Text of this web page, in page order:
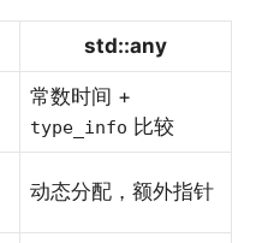
std::any
常数时间 +
type_info 比较
动态分配，额外指针